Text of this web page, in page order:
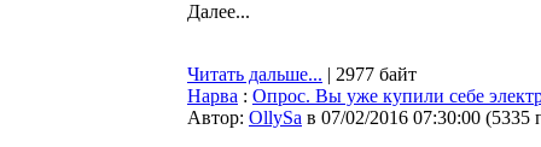
Далее...
Читать дальше... | 2977 байт
Нарва : Опрос. Вы уже купили себе
Автор: OllySa в 07/02/2016 07:30:00 (5335